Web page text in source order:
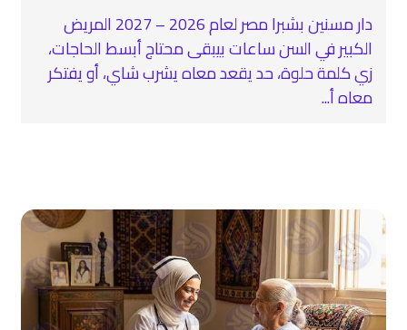
دار مسنين بشبرا مصر لعام 2026 – 2027 المريض
الكبير في السن ساعات بيبقى محتاج أبسط الحاجات،
زي كلمة حلوة، حد يقعد معاه يشرب شاي، أو يفتكر
معاه أ...